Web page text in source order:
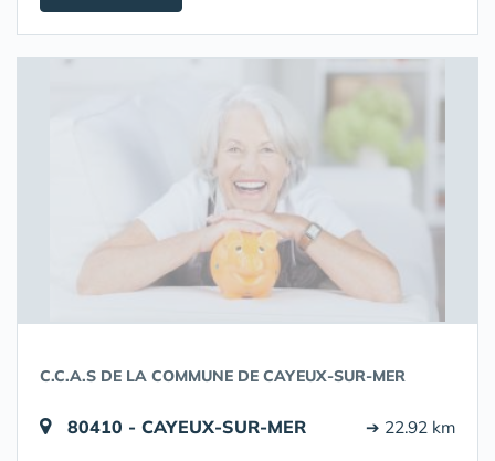
C.C.A.S DE LA COMMUNE DE CAYEUX-SUR-MER
80410 - CAYEUX-SUR-MER ➔ 22.92 km